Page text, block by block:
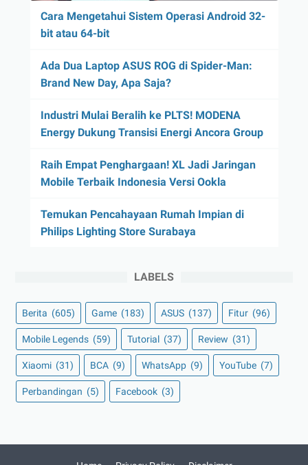
Cara Mengetahui Sistem Operasi Android 32-
bit atau 64-bit
Ada Dua Laptop ASUS ROG di Spider-Man:
Brand New Day, Apa Saja?
Industri Mulai Beralih ke PLTS! MODENA
Energy Dukung Transisi Energi Ancora Group
Raih Empat Penghargaan! XL Jadi Jaringan
Mobile Terbaik Indonesia Versi Ookla
Temukan Pencahayaan Rumah Impian di
Philips Lighting Store Surabaya
LABELS
Berita (605) Game (183) ASUS (137) Fitur (96)
Mobile Legends (59) Tutorial (37) Review (31)
Xiaomi (31) BCA (9) WhatsApp (9) YouTube (7)
Perbandingan (5) Facebook (3)